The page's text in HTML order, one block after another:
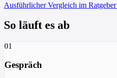
Ausführlicher Vergleich im Ratgeber
So läuft es ab
01
Gespräch